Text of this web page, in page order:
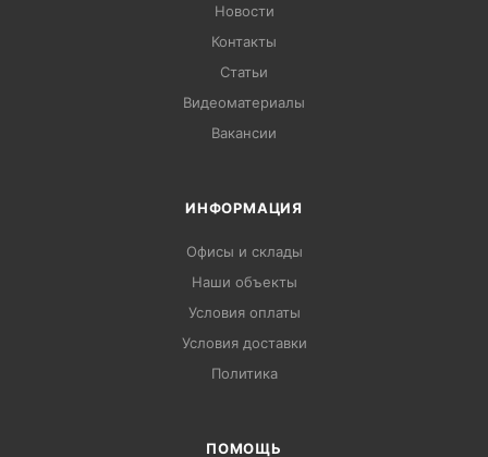
Новости
Контакты
Статьи
Видеоматериалы
Вакансии
ИНФОРМАЦИЯ
Офисы и склады
Наши объекты
Условия оплаты
Условия доставки
Политика
ПОМОЩЬ